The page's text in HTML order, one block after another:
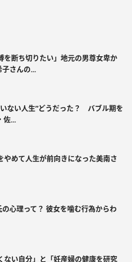
を断ち切りたい」地元の男尊女卑か
子さんの...
いない人生”どうだった？ バブル期を
佐...
やめて人生が前向きになった美南さ
心理って？ 彼女を噛む行為からわ
ない自分」と「妊産婦の健康を研究